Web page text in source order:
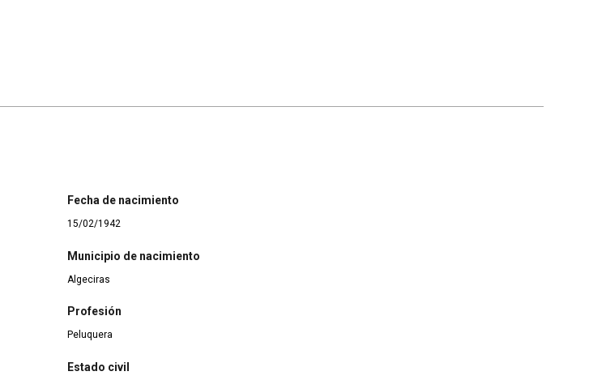
Fecha de nacimiento
15/02/1942
Municipio de nacimiento
Algeciras
Profesión
Peluquera
Estado civil